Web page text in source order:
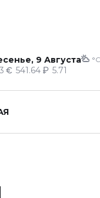
9 Августа °C
541.64 5.71